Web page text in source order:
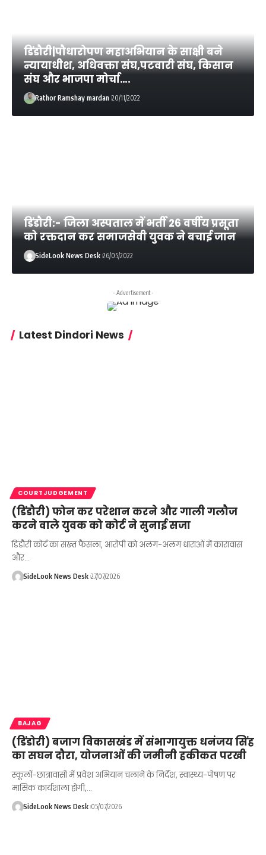
डिंडौरी|पौधारोपण महाअभियान के साक्षी बने
न्यायाधीश, अधिवक्ता संघ,पटवारी संघ, किसान
संघ और भाजपा मोर्चा….
Rathor Ramshay mardan 20/11/2022
डिंडौरी:- जिला अस्पताल में भर्ती 26 वर्षीय प्रसूता
को रक्तदान कर समाजसेवी युवक ने बचाई जान
SideLook News Desk 26/05/2022
- Advertisement -
Latest Dindori News
COURTJUDGEMENT
(डिंडौरी) फोन कर परेशान करने और गाली गलौज
करने वाले युवक को कोर्ट ने सुनाई सजा
डिंडौरी कोर्ट का सख्त फैसला, आरोपी को अलग-अलग धाराओं में कारावास
और…
SideLook News Desk 27/07/2026
BAJAG
(डिंडोरी) बजाग विकासखंड में संभागायुक्त धनंजय सिंह
का सघन दौरा, योजनाओं की जमीनी हकीकत परखी
स्कूलों-छात्रावासों में प्रवेश अभियान चलाने के निर्देश, स्वास्थ्य-पोषण पर
मासिक कार्यशाला होगी,…
SideLook News Desk 05/07/2026